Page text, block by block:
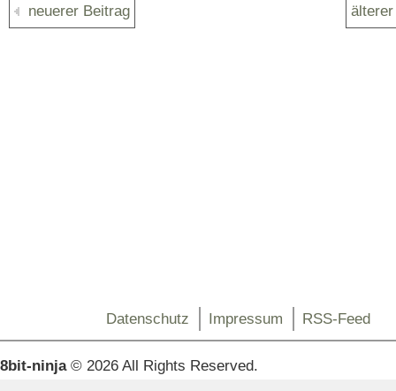
neuerer Beitrag
Datenschutz Impressum RSS-Feed
8bit-ninja© 2026 All Rights Reserved.